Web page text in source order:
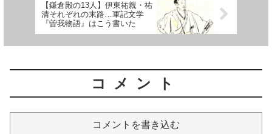
【鎌倉殿の13人】伊東祐親・祐
清それぞれの末路…軍記文学
『曽我物語』はこう書いた
コメント
コメントを書き込む